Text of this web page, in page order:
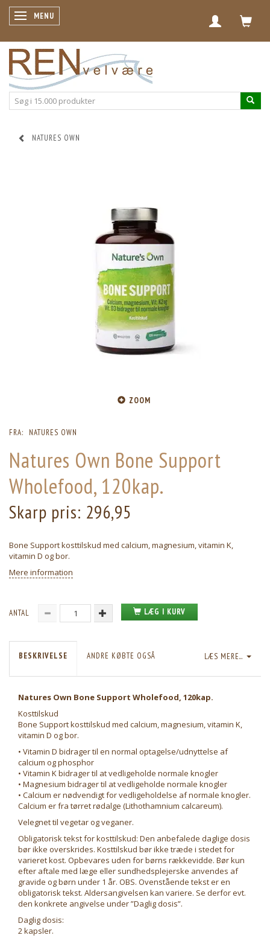
SKIFTE NAVIGATION
MENU
NATURES OWN
ZOOM
FRA: NATURES OWN
Natures Own Bone Support
Wholefood, 120kap.
Skarp pris: 296,95
Bone Support kosttilskud med calcium, magnesium, vitamin K,
vitamin D og bor.
Mere information
ANTAL LÆG I KURV
LÆS MERE...
BESKRIVELSE ANDRE KØBTE OGSÅ
Natures Own Bone Support Wholefood, 120kap.
Kosttilskud
Bone Support kosttilskud med calcium, magnesium, vitamin K,
vitamin D og bor.
• Vitamin D bidrager til en normal optagelse/udnyttelse af
calcium og phosphor
• Vitamin K bidrager til at vedligeholde normale knogler
• Magnesium bidrager til at vedligeholde normale knogler
• Calcium er nødvendigt for vedligeholdelse af normale knogler.
Calcium er fra tørret rødalge (Lithothamnium calcareum).
Velegnet til vegetar og veganer.
Obligatorisk tekst for kosttilskud: Den anbefalede daglige dosis
bør ikke overskrides. Kosttilskud bør ikke træde i stedet for
varieret kost. Opbevares uden for børns rækkevidde. Bør kun
efter aftale med læge eller sundhedsplejerske anvendes af
gravide og børn under 1 år. OBS. Ovenstående tekst er en
obligatorisk tekst. Aldersangivelsen kan variere. Se derfor evt.
den konkrete angivelse under ”Daglig dosis”.
Daglig dosis:
2 kapsler.